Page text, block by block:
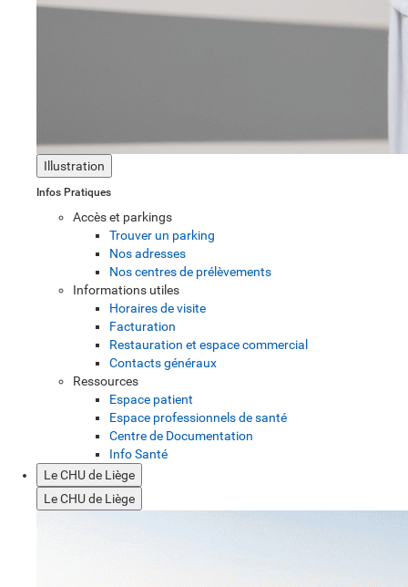
Illustration
Infos Pratiques
Accès et parkings
Trouver un parking
Nos adresses
Nos centres de prélèvements
Informations utiles
Horaires de visite
Facturation
Restauration et espace commercial
Contacts généraux
Ressources
Espace patient
Espace professionnels de santé
Centre de Documentation
Info Santé
Le CHU de Liège
Le CHU de Liège